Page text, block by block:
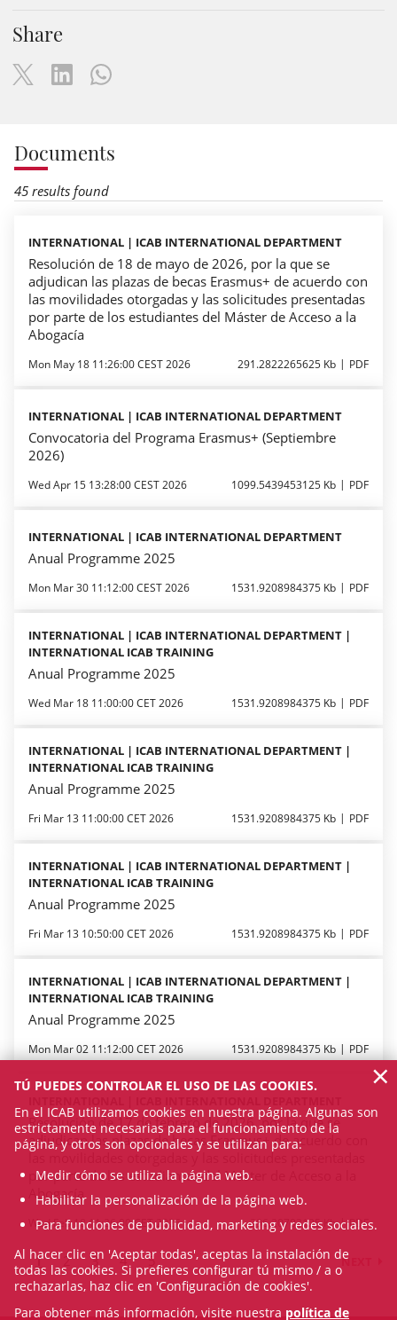
Share
Documents
45 results found
INTERNATIONAL | ICAB INTERNATIONAL DEPARTMENT
Resolución de 18 de mayo de 2026, por la que se
adjudican las plazas de becas Erasmus+ de acuerdo con
las movilidades otorgadas y las solicitudes presentadas
por parte de los estudiantes del Máster de Acceso a la
Abogacía
Mon May 18 11:26:00 CEST 2026 291.2822265625 Kb PDF
INTERNATIONAL | ICAB INTERNATIONAL DEPARTMENT
Convocatoria del Programa Erasmus+ (Septiembre
2026)
Wed Apr 15 13:28:00 CEST 2026 1099.5439453125 Kb PDF
INTERNATIONAL | ICAB INTERNATIONAL DEPARTMENT
Anual Programme 2025
Mon Mar 30 11:12:00 CEST 2026 1531.9208984375 Kb PDF
INTERNATIONAL | ICAB INTERNATIONAL DEPARTMENT |
INTERNATIONAL ICAB TRAINING
Anual Programme 2025
Wed Mar 18 11:00:00 CET 2026 1531.9208984375 Kb PDF
INTERNATIONAL | ICAB INTERNATIONAL DEPARTMENT |
INTERNATIONAL ICAB TRAINING
Anual Programme 2025
Fri Mar 13 11:00:00 CET 2026 1531.9208984375 Kb PDF
INTERNATIONAL | ICAB INTERNATIONAL DEPARTMENT |
INTERNATIONAL ICAB TRAINING
Anual Programme 2025
Fri Mar 13 10:50:00 CET 2026 1531.9208984375 Kb PDF
INTERNATIONAL | ICAB INTERNATIONAL DEPARTMENT |
INTERNATIONAL ICAB TRAINING
Anual Programme 2025
Mon Mar 02 11:12:00 CET 2026 1531.9208984375 Kb PDF
Resolución de 17 de febrero de 2026, por la que se
adjudican las plazas de becas Erasmus+ de acuerdo con
por parte de los estudiantes del Máster de Acceso a la
Abogacía
Wed Feb 18 11:26:00 CET 2026 296.20703125 Kb PDF
1 2 3 4 5 NEXT
TÚ PUEDES CONTROLAR EL USO DE LAS COOKIES.
En el ICAB utilizamos cookies en nuestra página. Algunas son
estrictamente necesarias para el funcionamiento de la
página, y otros son opcionales y se utilizan para:
Medir cómo se utiliza la página web.
Habilitar la personalización de la página web.
Para funciones de publicidad, marketing y redes sociales.
Al hacer clic en 'Aceptar todas', aceptas la instalación de
todas las cookies. Si prefieres configurar tú mismo / a o
rechazarlas, haz clic en 'Configuración de cookies'.
Para obtener más información, visite nuestra política de
×